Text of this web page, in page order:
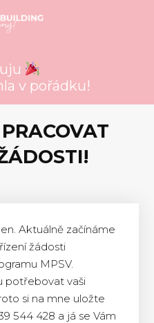
v pořádku!
Aktuálně začínáme
žádosti
MPSV.
potřebovat vaši
si na mne uložte
544 428 a já se Vám